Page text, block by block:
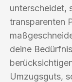
unterscheidet,
transparenten
deine
Umzugsguts,